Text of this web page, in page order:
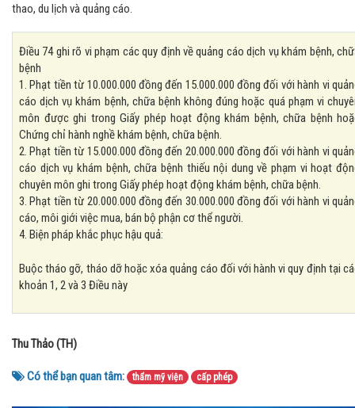
thao, du lịch và quảng cáo.
Điều 74 ghi rõ vi phạm các quy định về quảng cáo dịch vụ khám bệnh,
bệnh
1. Phạt tiền từ 10.000.000 đồng đến 15.000.000 đồng đối với hành vi
cáo dịch vụ khám bệnh, chữa bệnh không đúng hoặc quá phạm vi
môn được ghi trong Giấy phép hoạt động khám bệnh, chữa bệnh
Chứng chỉ hành nghề khám bệnh, chữa bệnh.
2. Phạt tiền từ 15.000.000 đồng đến 20.000.000 đồng đối với hành vi
cáo dịch vụ khám bệnh, chữa bệnh thiếu nội dung về phạm vi hoạt
chuyên môn ghi trong Giấy phép hoạt động khám bệnh, chữa bệnh.
3. Phạt tiền từ 20.000.000 đồng đến 30.000.000 đồng đối với hành vi
cáo, môi giới việc mua, bán bộ phận cơ thể người.
4. Biện pháp khắc phục hậu quả:
Buộc tháo gỡ, tháo dỡ hoặc xóa quảng cáo đối với hành vi quy định tại
khoản 1, 2 và 3 Điều này
Thu Thảo (TH)
Có thể bạn quan tâm: thẩm mỹ viện cấp phép